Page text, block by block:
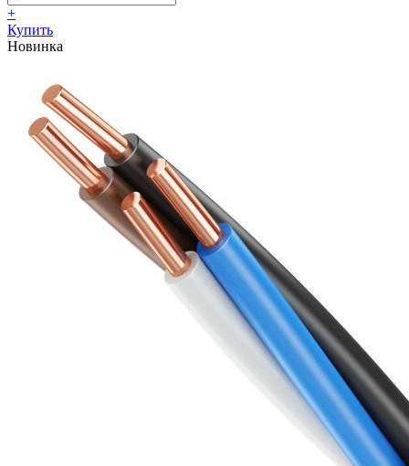
+
Купить
Новинка